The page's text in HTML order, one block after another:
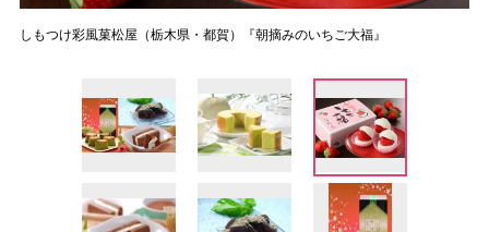
しもつけ彩風菓松屋（栃木県・都賀）『朝摘みのいちご大福』